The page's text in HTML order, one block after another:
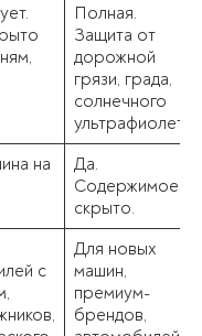
Полная.
Защита от
дорожной
грязи, града,
солнечного
ультрафиолета.
на
Да.
Содержимое
скрыто.
с
Для новых
машин,
премиум-
брендов,